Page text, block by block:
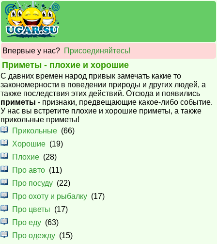
Впервые у нас? Присоединяйтесь!
Приметы - плохие и хорошие
С давних времен народ привык замечать какие то
закономерности в поведении природы и других людей, а
также последствия этих действий. Отсюда и появились
приметы - признаки, предвещающие какое-либо событие.
У нас вы встретите плохие и хорошие приметы, а также
прикольные приметы!
Прикольные (66)
Хорошие (19)
Плохие (28)
Про авто (11)
Про посуду (22)
Про охоту и рыбалку (17)
Про цветы (17)
Про еду (63)
Про одежду (15)